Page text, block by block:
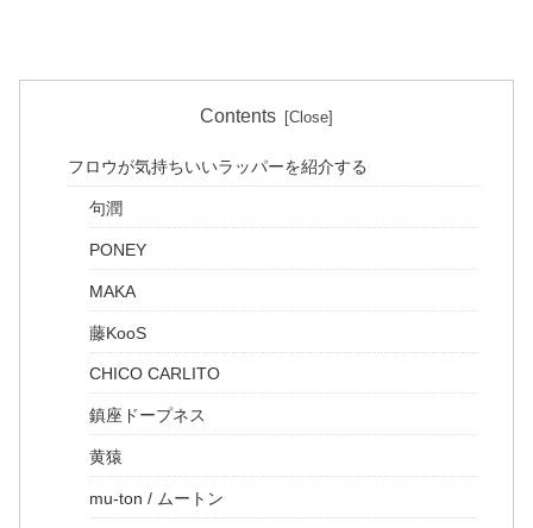
Contents
フロウが気持ちいいラッパーを紹介する
句潤
PONEY
MAKA
藤KooS
CHICO CARLITO
鎮座ドープネス
黄猿
mu-ton / ムートン